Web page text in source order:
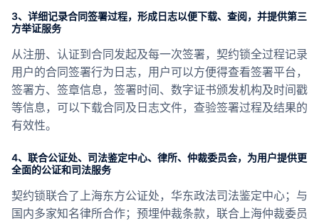
3、详细记录合同签署过程，形成日志以便下载、查阅，并提供第三
方举证服务
从注册、认证到合同发起及每一次签署，契约锁全过程记录
用户的合同签署行为日志，用户可以方便得查看签署平台，
签署方、签章信息，签署时间、数字证书颁发机构及时间戳
等信息，可以下载合同及日志文件，查验签署过程及结果的
有效性。
4、联合公证处、司法鉴定中心、律所、仲裁委员会，为用户提供更
全面的公证和司法服务
契约锁联合了上海东方公证处，华东政法司法鉴定中心；与
国内多家知名律所合作；预埋仲裁条款，联合上海仲裁委员